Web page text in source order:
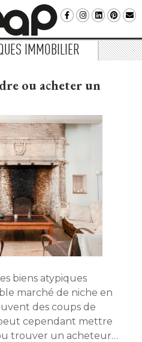
IMMOBILIER
ou acheter un
marché de niche en
des coups de
cependant mettre
trouver un acheteur